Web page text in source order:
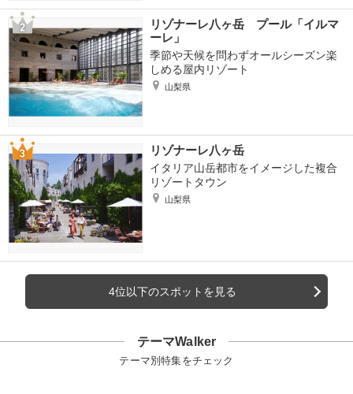
リゾナーレ八ヶ岳 プール「イルマ
ーレ」
季節や天候を問わずオールシーズン楽
しめる屋内リゾート
山梨県
リゾナーレ八ヶ岳
イタリア山岳都市をイメージした複合
リゾートタウン
山梨県
4位以下のスポットを見る
テーマWalker
テーマ別特集をチェック